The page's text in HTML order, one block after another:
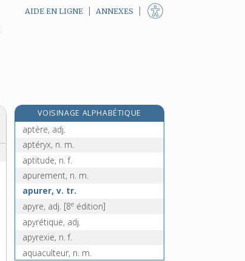
AIDE EN LIGNE ANNEXES
VOISINAGE ALPHABÉTIQUE
apte, adj.
aptère, adj.
aptéryx, n. m.
aptitude, n. f.
apurement, n. m.
apurer, v. tr.
apyre, adj. [8e édition]
apyrétique, adj.
apyrexie, n. f.
aquaculteur, n. m.